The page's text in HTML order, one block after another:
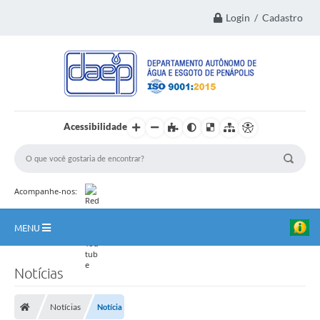
Login / Cadastro
Acessibilidade
Acompanhe-nos:
MENU
Notícias
Notícias Notícia